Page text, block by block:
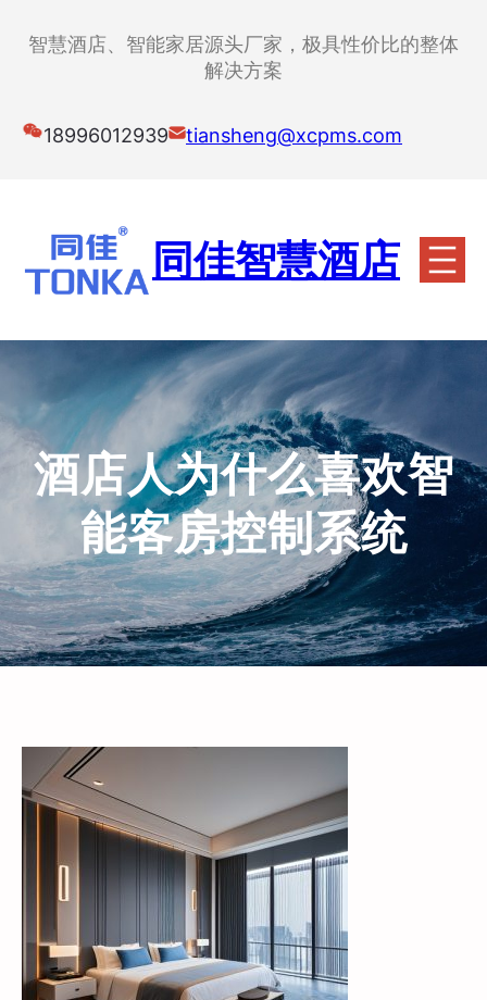
智慧酒店、智能家居源头厂家，极具性价比的整体
解决方案
18996012939 tiansheng@xcpms.com
同佳智慧酒店
酒店人为什么喜欢智
能客房控制系统